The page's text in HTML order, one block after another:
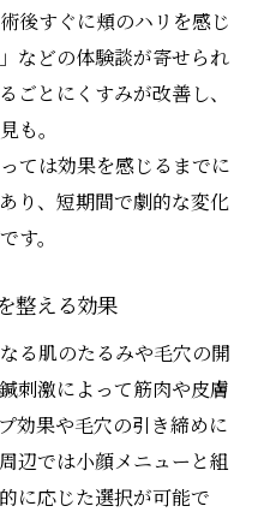
られる肌変化とは
理なく続けるコツ
とコスパの考え方
目指す継続術
ら継続利用までの流れ
後すぐに頬のハリを感じ
などの体験談が寄せられ
ごとにくすみが改善し、
も。
ては効果を感じるまでに
り、短期間で劇的な変化
す。
整える効果
る肌のたるみや毛穴の開
刺激によって筋肉や皮膚
効果や毛穴の引き締めに
辺では小顔メニューと組
に応じた選択が可能で